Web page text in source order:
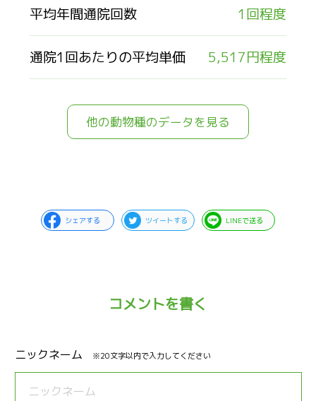
平均年間通院回数 1回程度
通院1回あたりの平均単価 5,517円程度
他の動物種のデータを見る
シェアする ツイートする LINEで送る
コメントを書く
ニックネーム ※20文字以内で入力してください